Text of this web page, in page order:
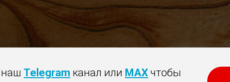
Telegram канал или MAX чтобы